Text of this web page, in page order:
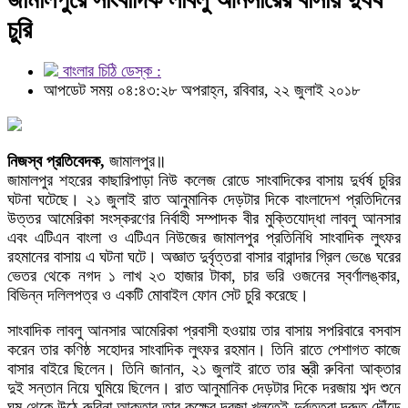
চুরি
বাংলার চিঠি ডেস্ক :
আপডেট সময় ০৪:৪৩:২৮ অপরাহ্ন, রবিবার, ২২ জুলাই ২০১৮
নিজস্ব প্রতিবেদক, জামালপুর॥
জামালপুর শহরের কাছারিপাড়া নিউ কলেজ রোডে সাংবাদিকের বাসায় দুর্ধর্ষ চুরির
ঘটনা ঘটেছে। ২১ জুলাই রাত আনুমানিক দেড়টার দিকে বাংলাদেশ প্রতিদিনের
উত্তর আমেরিকা সংস্করণের নির্বাহী সম্পাদক বীর মুক্তিযোদ্ধা লাবলু আনসার
এবং এটিএন বাংলা ও এটিএন নিউজের জামালপুর প্রতিনিধি সাংবাদিক লুৎফর
রহমানের বাসায় এ ঘটনা ঘটে। অজ্ঞাত দুর্বৃত্তরা বাসার বারান্দার গ্রিল ভেঙে ঘরের
ভেতর থেকে নগদ ১ লাখ ২৩ হাজার টাকা, চার ভরি ওজনের স্বর্ণালঙ্কার,
বিভিন্ন দলিলপত্র ও একটি মোবাইল ফোন সেট চুরি করেছে।
সাংবাদিক লাবলু আনসার আমেরিকা প্রবাসী হওয়ায় তার বাসায় সপরিবারে বসবাস
করেন তার কণিষ্ঠ সহোদর সাংবাদিক লুৎফর রহমান। তিনি রাতে পেশাগত কাজে
বাসার বাইরে ছিলেন। তিনি জানান, ২১ জুলাই রাতে তার স্ত্রী রুবিনা আক্তার
দুই সন্তান নিয়ে ঘুমিয়ে ছিলেন। রাত আনুমানিক দেড়টার দিকে দরজায় শব্দ শুনে